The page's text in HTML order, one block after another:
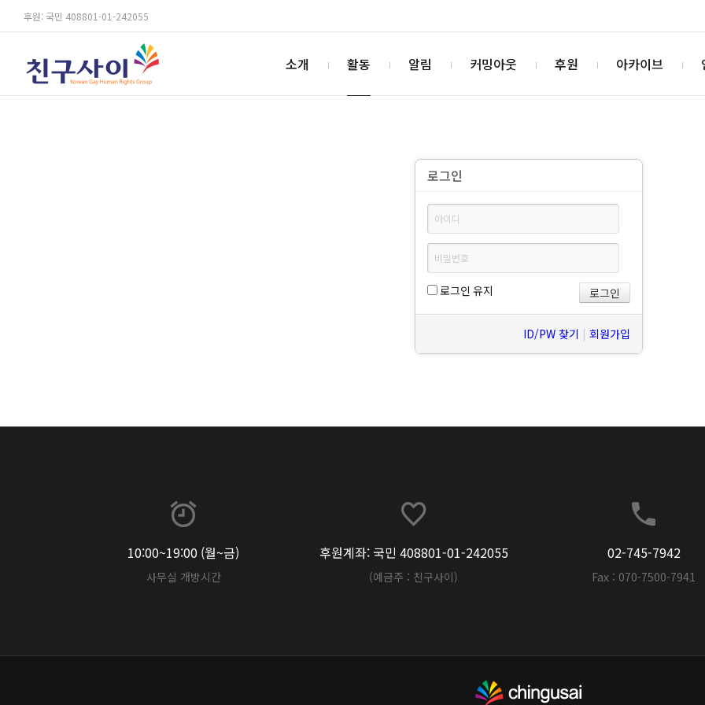
후원: 국민 408801-01-242055
소개 활동 알림 커밍아웃 후원 아카이브
로그인
로그인 유지
ID/PW 찾기 | 회원가입
10:00~19:00 (월~금)
사무실 개방시간
후원계좌: 국민 408801-01-242055
(예금주 : 친구사이)
02-745-7942
Fax : 070-7500-7941